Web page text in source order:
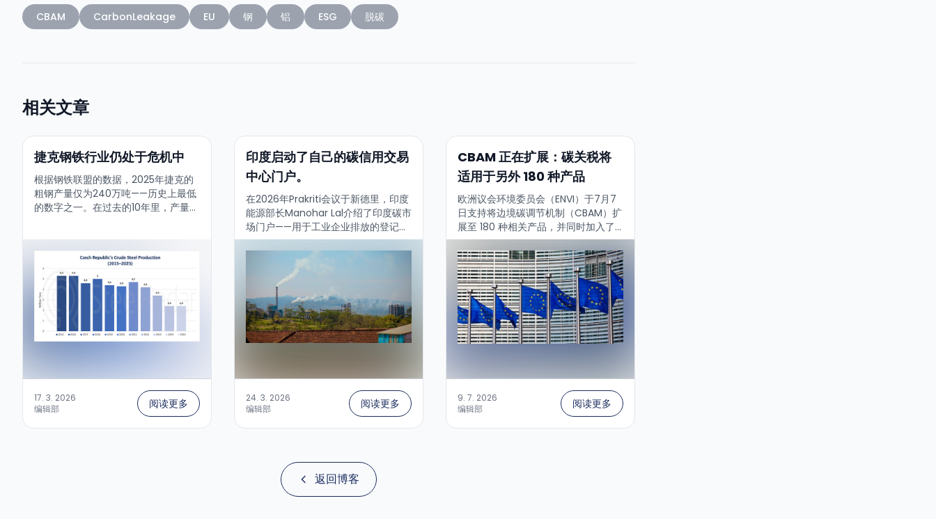
CBAM CarbonLeakage EU 钢 铝 ESG 脱碳
相关文章
捷克钢铁行业仍处于危机中
根据钢铁联盟的数据，2025年捷克的
粗钢产量仅为240万吨——历史上最低
的数字之一。在过去的10年里，产量下
17. 3. 2026
编辑部
阅读更多
印度启动了自己的碳信用交易
中心门户。
在2026年Prakriti会议于新德里，印度
能源部长Manohar Lal介绍了印度碳市
场门户——用于工业企业排放的登记、
监测、报告和核查（MRV）的中心平
台。严格的交易将在四个月内启动。...
24. 3. 2026
编辑部
阅读更多
CBAM 正在扩展：碳关税将
适用于另外 180 种产品
欧洲议会环境委员会（ENVI）于7月7
日支持将边境碳调节机制（CBAM）扩
展至 180 种相关产品，并同时加入了
针对规避机制的新措施。...
9. 7. 2026
编辑部
阅读更多
返回博客